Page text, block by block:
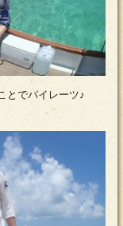
とでパイレーツ♪